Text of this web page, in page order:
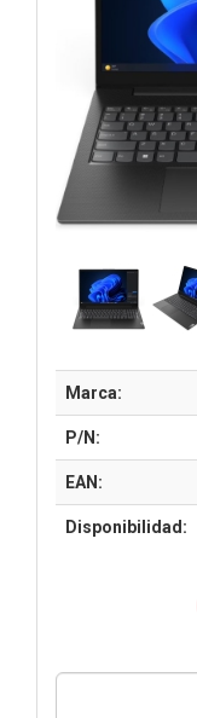
Marca:
P/N:
EAN:
Disponibilidad: